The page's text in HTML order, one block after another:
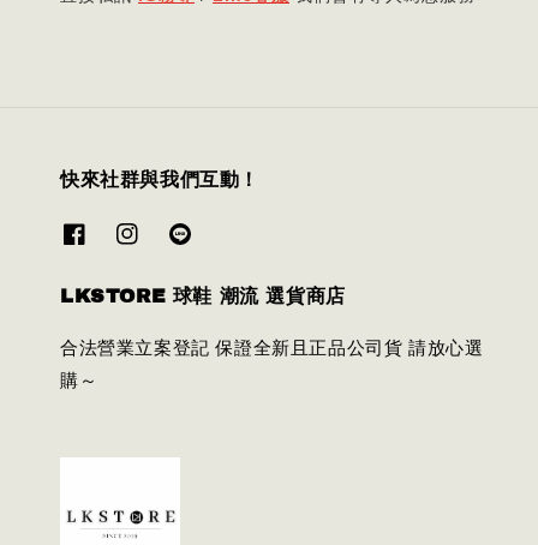
快來社群與我們互動！
LKSTORE 球鞋 潮流 選貨商店
合法營業立案登記 保證全新且正品公司貨 請放心選
購～